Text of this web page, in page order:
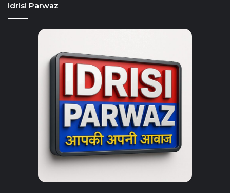
idrisi Parwaz